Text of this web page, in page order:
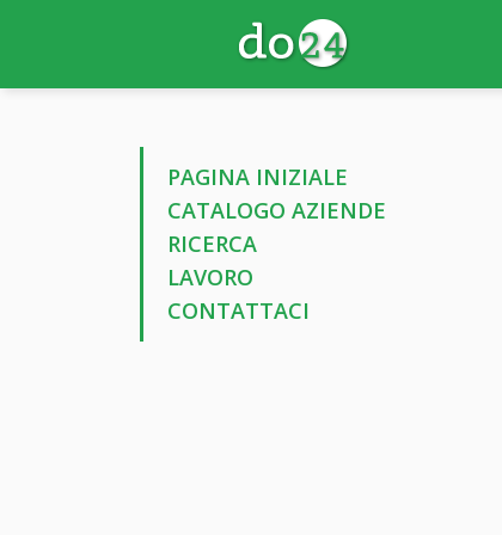
PAGINA INIZIALE
CATALOGO AZIENDE
RICERCA
LAVORO
CONTATTACI